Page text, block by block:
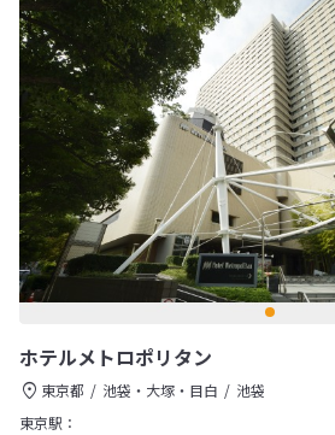
ホテルメトロポリタン
東京都 池袋・大塚・目白
池袋
東京駅：